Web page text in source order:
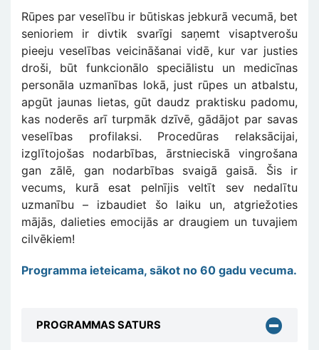
Rūpes par veselību ir būtiskas jebkurā vecumā, bet
senioriem ir divtik svarīgi saņemt visaptverošu
pieeju veselības veicināšanai vidē, kur var justies
droši, būt funkcionālo speciālistu un medicīnas
personāla uzmanības lokā, just rūpes un atbalstu,
apgūt jaunas lietas, gūt daudz praktisku padomu,
kas noderēs arī turpmāk dzīvē, gādājot par savas
veselības profilaksi. Procedūras relaksācijai,
izglītojošas nodarbības, ārstnieciskā vingrošana
gan zālē, gan nodarbības svaigā gaisā. Šis ir
vecums, kurā esat pelnījis veltīt sev nedalītu
uzmanību – izbaudiet šo laiku un, atgriežoties
mājās, dalieties emocijās ar draugiem un tuvajiem
cilvēkiem!
Programma ieteicama, sākot no 60 gadu vecuma.
PROGRAMMAS SATURS